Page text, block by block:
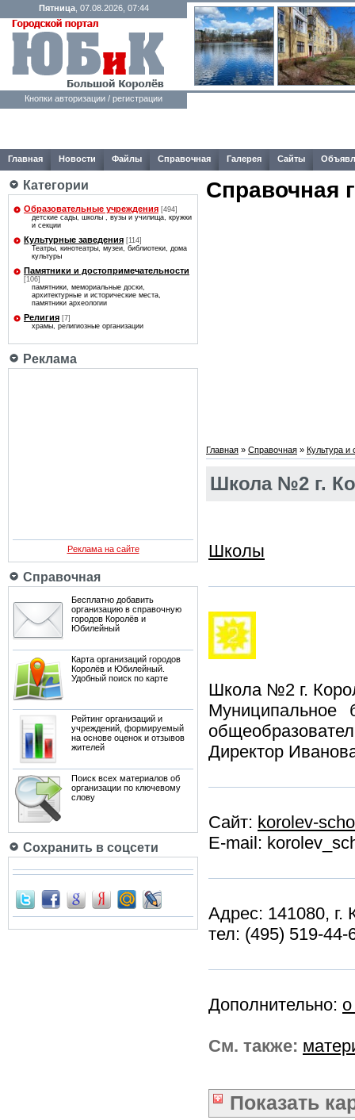
Пятница, 07.08.2026, 07:44
Кнопки авторизации / регистрации
Главная Новости Файлы Справочная Галерея Сайты
Категории
Образовательные учреждения [494]
детские сады, школы , вузы и училища, кружки
и секции
Культурные заведения [114]
Театры, кинотеатры, музеи, библиотеки, дома
культуры
Памятники и достопримечательности
[106]
памятники, мемориальные доски,
архитектурные и исторические места,
памятники археологии
Религия [7]
храмы, религиозные организации
Реклама
Реклама на сайте
Справочная
Бесплатно добавить
организацию в справочную
городов Королёв и
Юбилейный
Карта организаций городов
Королёв и Юбилейный.
Удобный поиск по карте
Рейтинг организаций и
учреждений, формируемый
на основе оценок и отзывов
жителей
Поиск всех материалов об
организации по ключевому
слову
Сохранить в соцсети
Справочная
Главная » Справочная » Культура и
Школа №2 г.
Школы
Школа №2 г.
Муниципальное
Директор
Сайт: korolev-
E-mail:
Адрес: 141080, г.
тел: (495) 519-
Дополнительно:
См. также:
Показать